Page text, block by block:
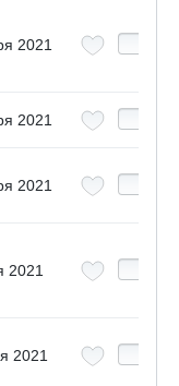
2021
2021
2021
2021
2021